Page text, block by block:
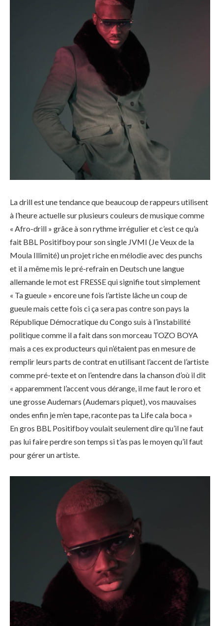
La drill est une tendance que beaucoup de rappeurs utilisent
à l’heure actuelle sur plusieurs couleurs de musique comme
« Afro-drill » grâce à son rythme irrégulier et c’est ce qu’a
fait BBL Positifboy pour son single JVMI (Je Veux de la
Moula Illimité) un projet riche en mélodie avec des punchs
et il a même mis le pré-refrain en Deutsch une langue
allemande le mot est FRESSE qui signifie tout simplement
« Ta gueule » encore une fois l’artiste lâche un coup de
gueule mais cette fois ci ça sera pas contre son pays la
République Démocratique du Congo suis à l’instabilité
politique comme il a fait dans son morceau TOZO BOYA
mais a ces ex producteurs qui n’étaient pas en mesure de
remplir leurs parts de contrat en utilisant l’accent de l’artiste
comme pré-texte et on l’entendre dans la chanson d’où il dit
« apparemment l’accent vous dérange, il me faut le roro et
une grosse Audemars (Audemars piquet), vos mauvaises
ondes enfin je m’en tape, raconte pas ta Life cala boca »
En gros BBL Positifboy voulait seulement dire qu’il ne faut
pas lui faire perdre son temps si t’as pas le moyen qu’il faut
pour gérer un artiste.